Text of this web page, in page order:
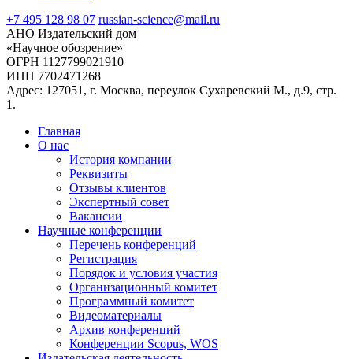
+7 495 128 98 07 russian-science@mail.ru
АНО Издательский дом
«Научное обозрение»
ОГРН 1127799021910
ИНН 7702471268
Адрес: 127051, г. Москва, переулок Сухаревский М., д.9, стр.
1.
Главная
О нас
История компании
Реквизиты
Отзывы клиентов
Экспертный совет
Вакансии
Научные конференции
Перечень конференций
Регистрация
Порядок и условия участия
Организационный комитет
Программный комитет
Видеоматериалы
Архив конференций
Конференции Scopus, WOS